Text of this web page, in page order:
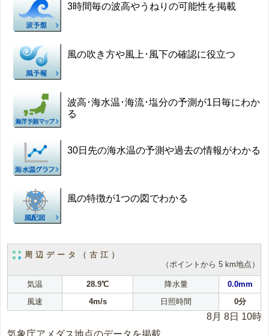
3時間毎の波高やうねりの可能性を掲載
風の吹き方や風上･風下の確認に役立つ
波高･海水温･海流･塩分の予測が1日毎にわか
る
30日先の海水温の予測や過去の情報がわかる
風の特徴が1つの図でわかる
周辺データ（古江）
（ポイントから 5 km地点）
気温 28.9℃ 降水量
0.0mm
風速
4m/s 日照時間 0分
8月 8日 10時
気象庁アメダス地点のデータを掲載